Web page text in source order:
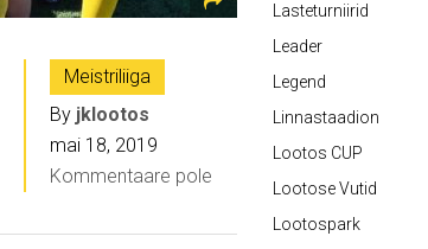
Meistriliiga
By jklootos
mai 18, 2019
Kommentaare pole
Lasteturniirid
Leader
Legend
Linnastaadion
Lootos CUP
Lootose Vutid
Lootospark